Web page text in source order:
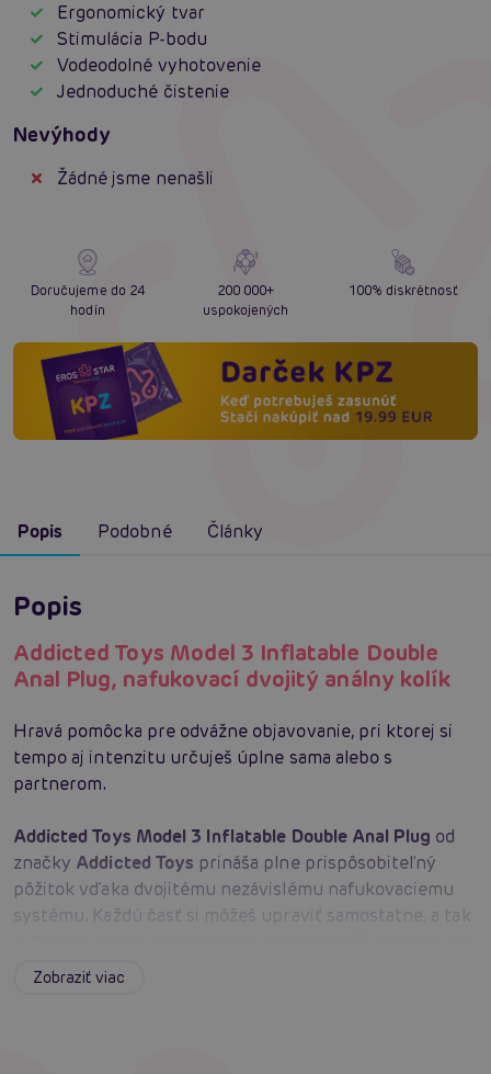
Ergonomický tvar
Stimulácia P-bodu
Vodeodolné vyhotovenie
Jednoduché čistenie
Nevýhody
Žádné jsme nenašli
Doručujeme do 24
hodín
200 000+
uspokojených
100% diskrétnosť
Popis Podobné Články
Popis
Addicted Toys Model 3 Inflatable Double
Anal Plug, nafukovací dvojitý análny kolík
Hravá pomôcka pre odvážne objavovanie, pri ktorej si
tempo aj intenzitu určuješ úplne sama alebo s
partnerom.
Addicted Toys Model 3 Inflatable Double Anal Plug od
značky Addicted Toys prináša plne prispôsobiteľný
pôžitok vďaka dvojitému nezávislému nafukovaciemu
systému. Každú časť si môžeš upraviť samostatne, a tak
tlak presne podľa svojich predstáv. Super mäkký a
Zobraziť viac